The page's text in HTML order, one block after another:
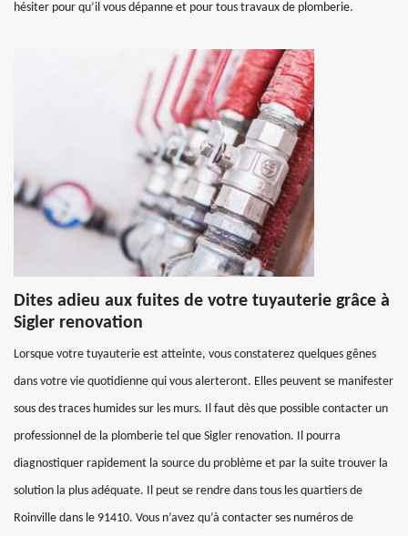
hésiter pour qu’il vous dépanne et pour tous travaux de plomberie.
Dites adieu aux fuites de votre tuyauterie grâce à
Sigler renovation
Lorsque votre tuyauterie est atteinte, vous constaterez quelques gênes
dans votre vie quotidienne qui vous alerteront. Elles peuvent se manifester
sous des traces humides sur les murs. Il faut dès que possible contacter un
professionnel de la plomberie tel que Sigler renovation. Il pourra
diagnostiquer rapidement la source du problème et par la suite trouver la
solution la plus adéquate. Il peut se rendre dans tous les quartiers de
Roinville dans le 91410. Vous n’avez qu’à contacter ses numéros de